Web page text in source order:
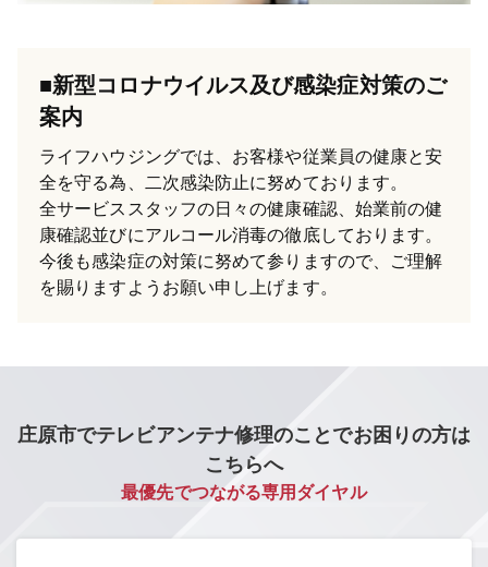
■新型コロナウイルス及び感染症対策のご
案内
ライフハウジングでは、お客様や従業員の健康と安
全を守る為、二次感染防止に努めております。
全サービススタッフの日々の健康確認、始業前の健
康確認並びにアルコール消毒の徹底しております。
今後も感染症の対策に努めて参りますので、ご理解
を賜りますようお願い申し上げます。
庄原市でテレビアンテナ修理のことでお困りの方は
こちらへ
最優先でつながる専用ダイヤル